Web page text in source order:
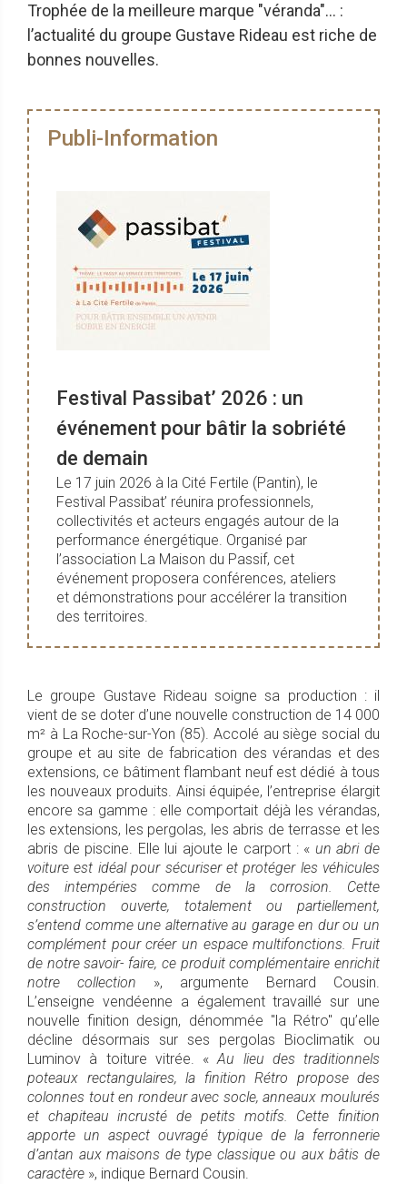
Trophée de la meilleure marque "véranda"… :
l’actualité du groupe Gustave Rideau est riche de
bonnes nouvelles.
Publi-Information
Festival Passibat’ 2026 : un
événement pour bâtir la sobriété
de demain
Le 17 juin 2026 à la Cité Fertile (Pantin), le
Festival Passibat’ réunira professionnels,
collectivités et acteurs engagés autour de la
performance énergétique. Organisé par
l’association La Maison du Passif, cet
événement proposera conférences, ateliers
et démonstrations pour accélérer la transition
des territoires.
Le groupe Gustave Rideau soigne sa production : il
vient de se doter d’une nouvelle construction de 14 000
m² à La Roche-sur-Yon (85). Accolé au siège social du
groupe et au site de fabrication des vérandas et des
extensions, ce bâtiment flambant neuf est dédié à tous
les nouveaux produits. Ainsi équipée, l’entreprise élargit
encore sa gamme : elle comportait déjà les vérandas,
les extensions, les pergolas, les abris de terrasse et les
abris de piscine. Elle lui ajoute le carport : « un abri de
voiture est idéal pour sécuriser et protéger les véhicules
des intempéries comme de la corrosion. Cette
construction ouverte, totalement ou partiellement,
s’entend comme une alternative au garage en dur ou un
complément pour créer un espace multifonctions. Fruit
de notre savoir- faire, ce produit complémentaire enrichit
notre collection », argumente Bernard Cousin.
L’enseigne vendéenne a également travaillé sur une
nouvelle finition design, dénommée "la Rétro" qu’elle
décline désormais sur ses pergolas Bioclimatik ou
Luminov à toiture vitrée. «Au lieu des traditionnels
poteaux rectangulaires, la finition Rétro propose des
colonnes tout en rondeur avec socle, anneaux moulurés
et chapiteau incrusté de petits motifs. Cette finition
apporte un aspect ouvragé typique de la ferronnerie
d’antan aux maisons de type classique ou aux bâtis de
caractère », indique Bernard Cousin.